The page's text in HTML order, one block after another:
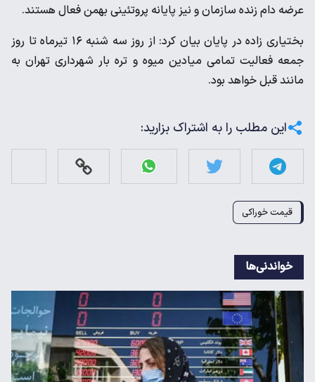
عرضه دام زنده سازمان و نیز پایانه پروتئینی بهمن فعال هستند.
بختیاری زاده در پایان بیان کرد: از روز سه شنبه ۱۶ تیرماه تا روز
جمعه فعالیت تمامی میادین میوه و تره بار شهرداری تهران به
مانند قبل خواهد بود.
این مطلب را به اشتراک بزارید:
قیمت خوراکی
خواندنی‌ها